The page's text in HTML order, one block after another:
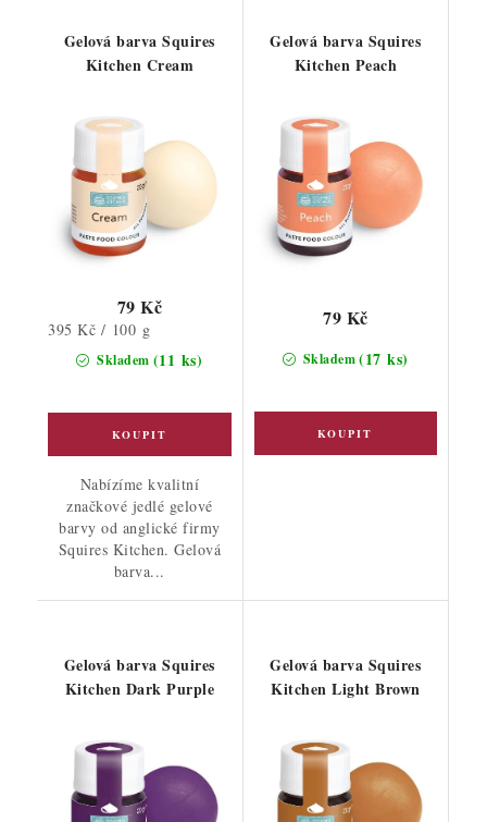
Gelová barva Squires
Kitchen Cream
Skladem (11 ks)
79 Kč
Měrná
cena:
395 Kč / 100 g
Nabízíme kvalitní
značkové jedlé gelové
barvy od anglické firmy
Squires Kitchen. Gelová
barva...
Gelová barva Squires
Kitchen Peach
Skladem(17 ks)
79 Kč
Gelová barva Squires
Kitchen Dark Purple
Gelová barva Squires
Kitchen Light Brown